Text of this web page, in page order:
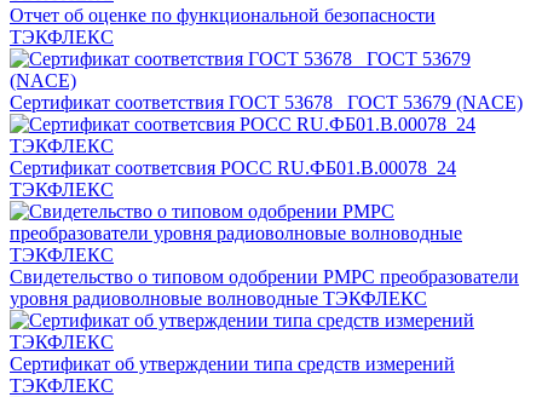
Отчет об оценке по функциональной безопасности
ТЭКФЛЕКС
Сертификат соответствия ГОСТ 53678_ ГОСТ 53679 (NACE)
Сертификат соответсвия РОСС RU.ФБ01.В.00078_24
ТЭКФЛЕКС
Свидетельство о типовом одобрении РМРС преобразователи
уровня радиоволновые волноводные ТЭКФЛЕКС
Сертификат об утверждении типа средств измерений
ТЭКФЛЕКС